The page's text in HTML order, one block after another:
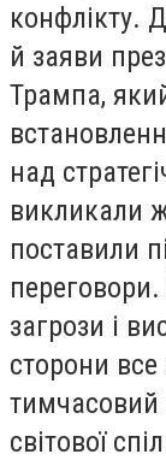
конфлікту.
й заяви
Трампа,
над
викликали
поставили
загрози і
сторони
тимчасовий
світової